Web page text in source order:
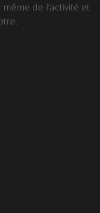
de l’activité et